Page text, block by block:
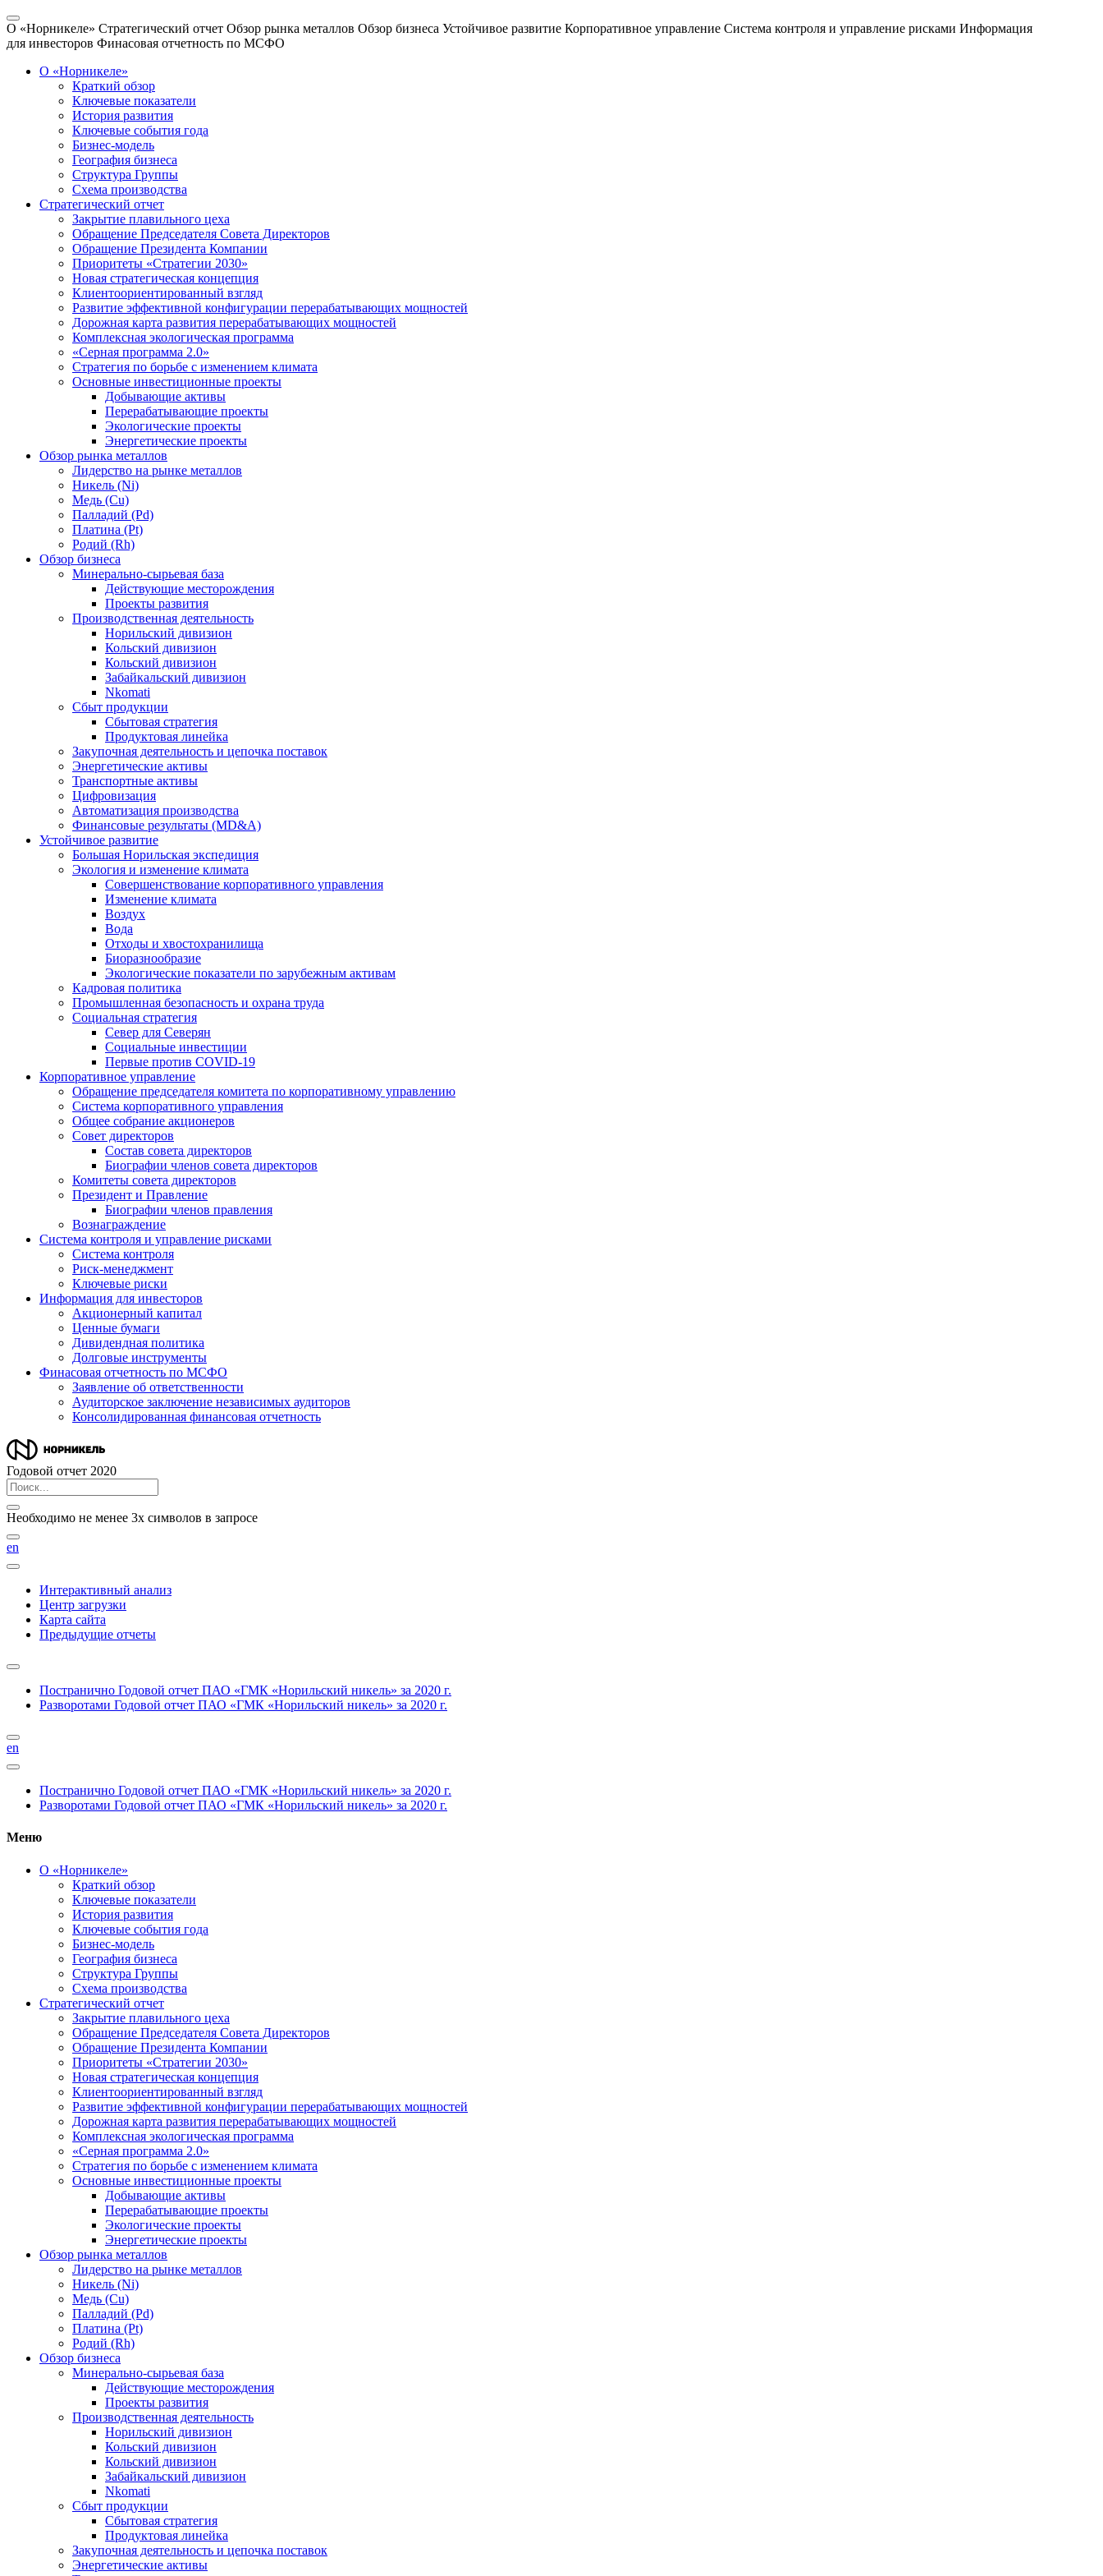
О «Норникеле» Стратегический отчет Обзор рынка металлов Обзор бизнеса Устойчивое развитие Корпоративное управление Система контроля и управление рисками Информация
для инвесторов Финасовая отчетность по МСФО
О «Норникеле»
Краткий обзор
Ключевые показатели
История развития
Ключевые события года
Бизнес-модель
География бизнеса
Структура Группы
Схема производства
Стратегический отчет
Закрытие плавильного цеха
Обращение Председателя Совета Директоров
Обращение Президента Компании
Приоритеты «Стратегии 2030»
Новая стратегическая концепция
Клиентоориентированный взгляд
Развитие эффективной конфигурации перерабатывающих мощностей
Дорожная карта развития перерабатывающих мощностей
Комплексная экологическая программа
«Серная программа 2.0»
Стратегия по борьбе с изменением климата
Основные инвестиционные проекты
Добывающие активы
Перерабатывающие проекты
Экологические проекты
Энергетические проекты
Обзор рынка металлов
Лидерство на рынке металлов
Никель (Ni)
Медь (Cu)
Палладий (Pd)
Платина (Pt)
Родий (Rh)
Обзор бизнеса
Минерально-сырьевая база
Действующие месторождения
Проекты развития
Производственная деятельность
Норильский дивизион
Кольский дивизион
Кольский дивизион
Забайкальский дивизион
Nkomati
Сбыт продукции
Сбытовая стратегия
Продуктовая линейка
Закупочная деятельность и цепочка поставок
Энергетические активы
Транспортные активы
Цифровизация
Автоматизация производства
Финансовые результаты (MD&A)
Устойчивое развитие
Большая Норильская экспедиция
Экология и изменение климата
Совершенствование корпоративного управления
Изменение климата
Воздух
Вода
Отходы и хвостохранилища
Биоразнообразие
Экологические показатели по зарубежным активам
Кадровая политика
Промышленная безопасность и охрана труда
Социальная стратегия
Север для Северян
Социальные инвестиции
Первые против COVID‑19
Корпоративное управление
Обращение председателя комитета по корпоративному управлению
Система корпоративного управления
Общее собрание акционеров
Совет директоров
Состав совета директоров
Биографии членов совета директоров
Комитеты совета директоров
Президент и Правление
Биографии членов правления
Вознаграждение
Система контроля и управление рисками
Система контроля
Риск-менеджмент
Ключевые риски
Информация для инвесторов
Акционерный капитал
Ценные бумаги
Дивидендная политика
Долговые инструменты
Финасовая отчетность по МСФО
Заявление об ответственности
Аудиторское заключение независимых аудиторов
Консолидированная финансовая отчетность
Годовой отчет 2020
Необходимо не менее 3х символов в запросе
en
Интерактивный анализ
Центр загрузки
Карта сайта
Предыдущие отчеты
Постранично Годовой отчет ПАО «ГМК «Норильский никель» за 2020 г.
Разворотами Годовой отчет ПАО «ГМК «Норильский никель» за 2020 г.
en
Постранично Годовой отчет ПАО «ГМК «Норильский никель» за 2020 г.
Разворотами Годовой отчет ПАО «ГМК «Норильский никель» за 2020 г.
Меню
О «Норникеле»
Краткий обзор
Ключевые показатели
История развития
Ключевые события года
Бизнес-модель
География бизнеса
Структура Группы
Схема производства
Стратегический отчет
Закрытие плавильного цеха
Обращение Председателя Совета Директоров
Обращение Президента Компании
Приоритеты «Стратегии 2030»
Новая стратегическая концепция
Клиентоориентированный взгляд
Развитие эффективной конфигурации перерабатывающих мощностей
Дорожная карта развития перерабатывающих мощностей
Комплексная экологическая программа
«Серная программа 2.0»
Стратегия по борьбе с изменением климата
Основные инвестиционные проекты
Добывающие активы
Перерабатывающие проекты
Экологические проекты
Энергетические проекты
Обзор рынка металлов
Лидерство на рынке металлов
Никель (Ni)
Медь (Cu)
Палладий (Pd)
Платина (Pt)
Родий (Rh)
Обзор бизнеса
Минерально-сырьевая база
Действующие месторождения
Проекты развития
Производственная деятельность
Норильский дивизион
Кольский дивизион
Кольский дивизион
Забайкальский дивизион
Nkomati
Сбыт продукции
Сбытовая стратегия
Продуктовая линейка
Закупочная деятельность и цепочка поставок
Энергетические активы